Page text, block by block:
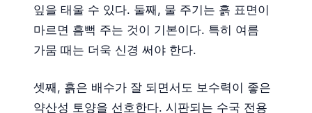
잎을 태울 수 있다. 둘째, 물 주기는 흙 표면이
마르면 흠뻑 주는 것이 기본이다. 특히 여름
가뭄 때는 더욱 신경 써야 한다.
셋째, 흙은 배수가 잘 되면서도 보수력이 좋은
약산성 토양을 선호한다. 시판되는 수국 전용